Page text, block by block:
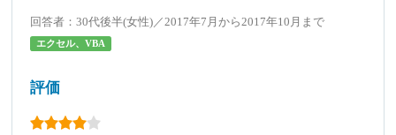
回答者：30代後半(女性)／2017年7月から2017年10月まで
エクセル、VBA
評価